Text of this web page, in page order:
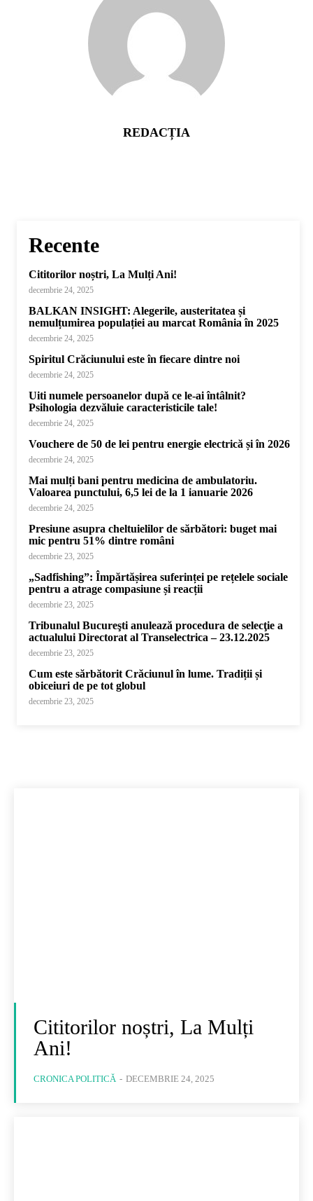
REDACȚIA
Recente
Cititorilor noștri, La Mulți Ani!
decembrie 24, 2025
BALKAN INSIGHT: Alegerile, austeritatea și
nemulțumirea populației au marcat România în 2025
decembrie 24, 2025
Spiritul Crăciunului este în fiecare dintre noi
decembrie 24, 2025
Uiti numele persoanelor după ce le-ai întâlnit?
Psihologia dezvăluie caracteristicile tale!
decembrie 24, 2025
Vouchere de 50 de lei pentru energie electrică și în 2026
decembrie 24, 2025
Mai mulți bani pentru medicina de ambulatoriu.
Valoarea punctului, 6,5 lei de la 1 ianuarie 2026
decembrie 24, 2025
Presiune asupra cheltuielilor de sărbători: buget mai
mic pentru 51% dintre români
decembrie 23, 2025
„Sadfishing”: Împărtășirea suferinței pe rețelele sociale
pentru a atrage compasiune și reacții
decembrie 23, 2025
Tribunalul Bucureşti anulează procedura de selecţie a
actualului Directorat al Transelectrica – 23.12.2025
decembrie 23, 2025
Cum este sărbătorit Crăciunul în lume. Tradiții și
obiceiuri de pe tot globul
decembrie 23, 2025
Cititorilor noștri, La Mulți
Ani!
CRONICA POLITICĂ - DECEMBRIE 24, 2025